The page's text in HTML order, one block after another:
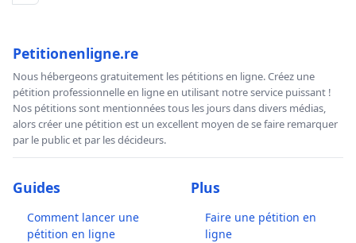
Petitionenligne.re
Nous hébergeons gratuitement les pétitions en ligne. Créez une
pétition professionnelle en ligne en utilisant notre service puissant !
Nos pétitions sont mentionnées tous les jours dans divers médias,
alors créer une pétition est un excellent moyen de se faire remarquer
par le public et par les décideurs.
Guides
Comment lancer une
pétition en ligne
Plus
Faire une pétition en
ligne